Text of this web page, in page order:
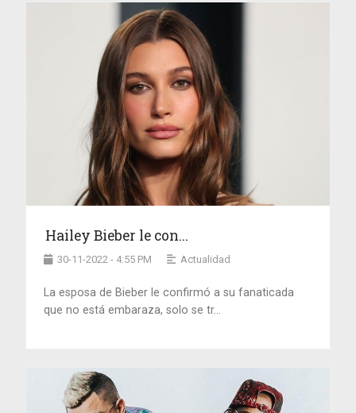
Hailey Bieber le con...
30-11-2022 - 4:55 PM Actualidad
La esposa de Bieber le confirmó a su fanaticada
que no está embaraza, solo se tr...